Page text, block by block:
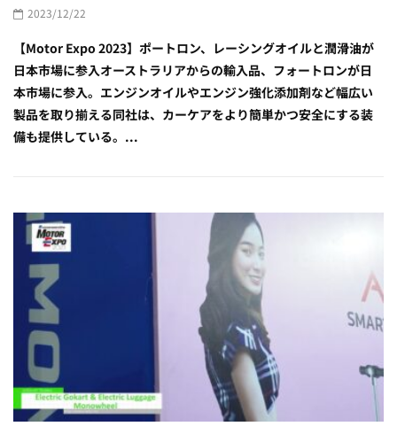
2023/12/22
【Motor Expo 2023】ポートロン、レーシングオイルと潤滑油が
日本市場に参入オーストラリアからの輸入品、フォートロンが日
本市場に参入。エンジンオイルやエンジン強化添加剤など幅広い
製品を取り揃える同社は、カーケアをより簡単かつ安全にする装
備も提供している。...